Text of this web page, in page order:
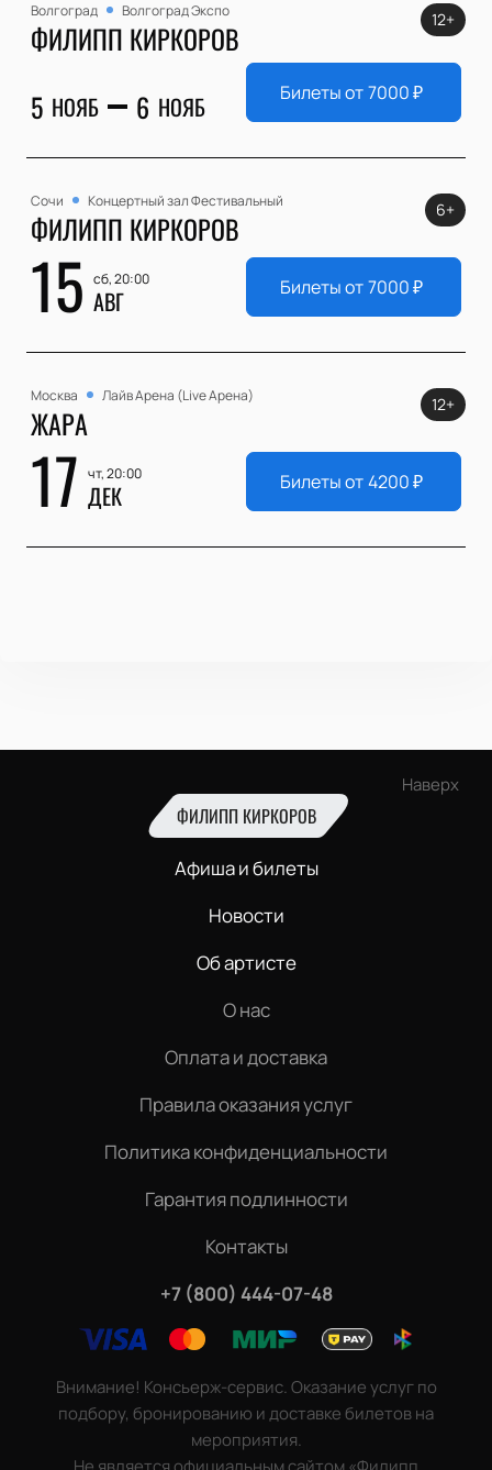
Волгоград Волгоград Экспо
ФИЛИПП КИРКОРОВ
5 НОЯБ 6 НОЯБ
12+
Билеты от7000₽
Сочи Концертный зал Фестивальный
ФИЛИПП КИРКОРОВ
15 сб, 20:00
АВГ
6+
Билеты от7000₽
Москва Лайв Арена (Live Арена)
ЖАРА
17 чт, 20:00
ДЕК
12+
Билеты от4200₽
Наверх
ФИЛИПП КИРКОРОВ
Афиша и билеты
Новости
Об артисте
О нас
Оплата и доставка
Правила оказания услуг
Политика конфиденциальности
Гарантия подлинности
Контакты
+7 (800) 444-07-48
Внимание! Консьерж-сервис. Оказание услуг по
подбору, бронированию и доставке билетов на
мероприятия.